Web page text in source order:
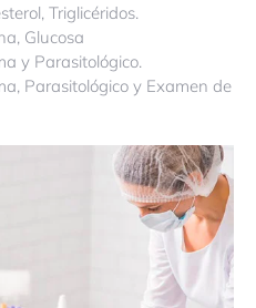
Triglicéridos.
Glucosa
y Parasitológico.
Parasitológico y Examen de